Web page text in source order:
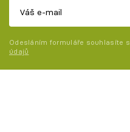
Odesláním formuláře souhlasíte s
údajů